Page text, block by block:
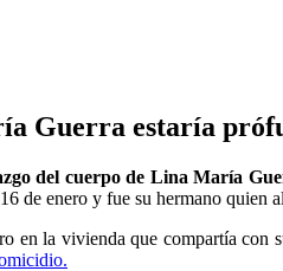
Guerra estaría
del cuerpo de Lina María
de enero y fue su hermano quien
en la vivienda que compartía con